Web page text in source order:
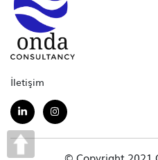
İletişim